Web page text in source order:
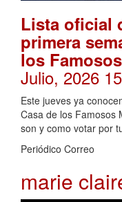
Lista oficial
primera
los
Julio, 2026
Este jueves ya
Casa de los Famosos
son y como votar por
Periódico Correo
marie